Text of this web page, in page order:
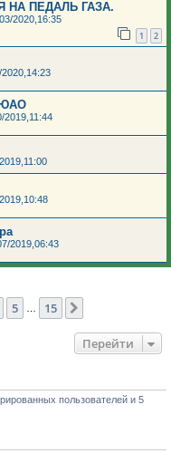
НА ПЕДАЛЬ ГАЗА.
2020,16:35
1 2
ЮАО
2019,11:44
2019,06:43
15
5 15
Перейти
пользователей и 5